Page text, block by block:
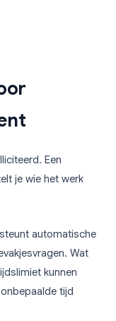
Een
je wie het werk
automatische
Wat
kunnen
tijd